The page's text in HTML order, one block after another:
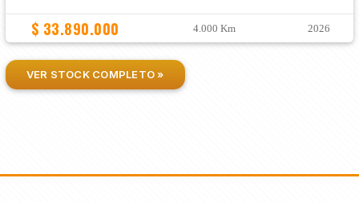
$ 33.890.000 4.000 Km 2026
VER STOCK COMPLETO »